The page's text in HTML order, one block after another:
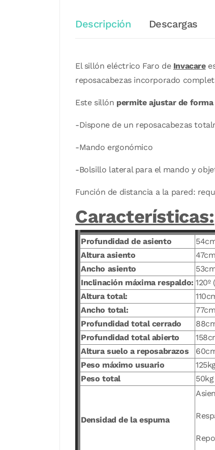
Descripción Descargas
El sillón eléctrico Faro de Invacare
reposacabezas incorporado
Este sillón permite ajustar de
-Dispone de un reposacabezas
-Mando ergonómico
-Bolsillo lateral para el mando y
Función de distancia a la pared:
Características:
Profundidad de asiento
Altura asiento
47cm
Ancho asiento
Inclinación máxima respaldo: 120º
Altura total:
Ancho total:
77cm
Profundidad total cerrado
Profundidad total abierto
Altura suelo a reposabrazos
Peso máximo usuario
Peso total
50kg
Densidad de la espuma